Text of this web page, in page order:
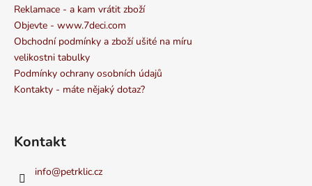
Reklamace - a kam vrátit zboží
Objevte - www.7deci.com
Obchodní podmínky a zboží ušité na míru
velikostni tabulky
Podmínky ochrany osobních údajů
Kontakty - máte nějaký dotaz?
Kontakt
info@petrklic.cz